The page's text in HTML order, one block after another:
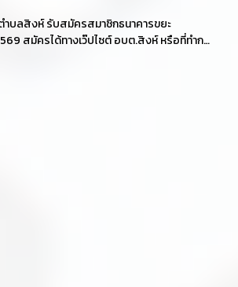
บลสิงห์ รับสมัครสมาชิกธนาคารขยะ
อที่ทำการ